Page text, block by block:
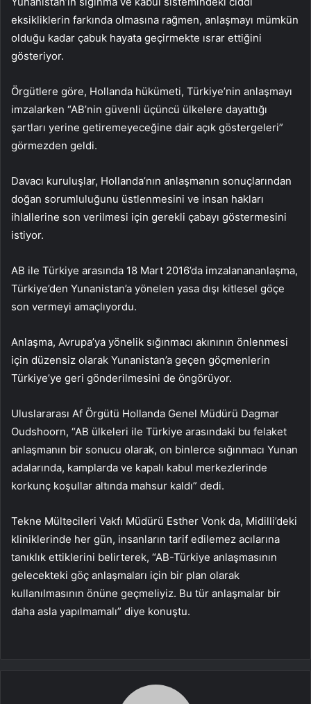
eksikliklerin farkında olmasına rağmen, anlaşmayı mümkün
olduğu kadar çabuk hayata geçirmekte ısrar ettiğini
gösteriyor.
Örgütlere göre, Hollanda hükümeti, Türkiye’nin anlaşmayı
imzalarken “AB’nin güvenli üçüncü ülkelere dayattığı
şartları yerine getiremeyeceğine dair açık göstergeleri”
görmezden geldi.
Davacı kuruluşlar, Hollanda’nın anlaşmanın sonuçlarından
doğan sorumluluğunu üstlenmesini ve insan hakları
ihlallerine son verilmesi için gerekli çabayı göstermesini
istiyor.
AB ile Türkiye arasında 18 Mart 2016’da imzalanananlaşma,
Türkiye’den Yunanistan’a yönelen yasa dışı kitlesel göçe
son vermeyi amaçlıyordu.
Anlaşma, Avrupa’ya yönelik sığınmacı akınının önlenmesi
için düzensiz olarak Yunanistan’a geçen göçmenlerin
Türkiye’ye geri gönderilmesini de öngörüyor.
Uluslararası Af Örgütü Hollanda Genel Müdürü Dagmar
Oudshoorn, “AB ülkeleri ile Türkiye arasındaki bu felaket
anlaşmanın bir sonucu olarak, on binlerce sığınmacı Yunan
adalarında, kamplarda ve kapalı kabul merkezlerinde
korkunç koşullar altında mahsur kaldı” dedi.
Tekne Mültecileri Vakfı Müdürü Esther Vonk da, Midilli’deki
kliniklerinde her gün, insanların tarif edilemez acılarına
tanıklık ettiklerini belirterek, “AB-Türkiye anlaşmasının
gelecekteki göç anlaşmaları için bir plan olarak
kullanılmasının önüne geçmeliyiz. Bu tür anlaşmalar bir
daha asla yapılmamalı” diye konuştu.